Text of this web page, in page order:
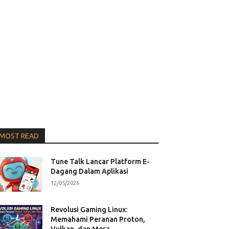
READ
Tune Talk Lancar Platform E-
Dagang Dalam Aplikasi
12/05/2026
Revolusi Gaming Linux:
Memahami Peranan Proton,